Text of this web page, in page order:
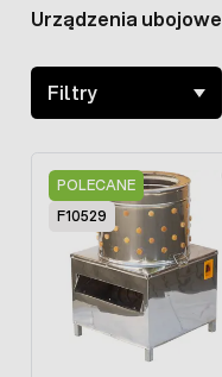
Skip to product list
Urządzenia ubojowe
Filtry
POLECANE
F10529